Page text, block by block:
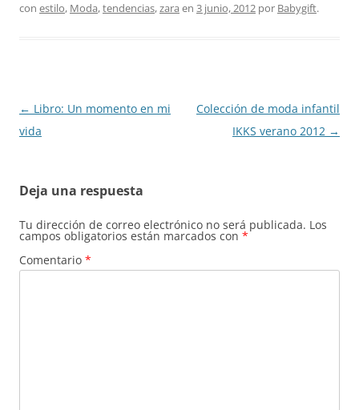
con estilo, Moda,tendencias,zara en 3 junio, 2012 por Babygift.
Navegación
de
← Libro: Un momento en mi
vida
Colección de moda infantil
IKKS verano 2012 →
Deja una respuesta
Tu dirección de correo electrónico no será publicada. Los
campos obligatorios están marcados con *
Comentario *